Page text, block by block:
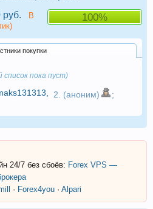
100%
руб.
В
покупки
список пока пуст)
2. (аноним) ;
24/7 без сбоёв: Forex VPS —
· Forex4you · Alpari